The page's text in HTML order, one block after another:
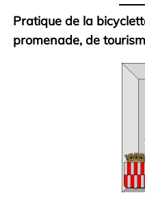
Pratique de la
promenade, de